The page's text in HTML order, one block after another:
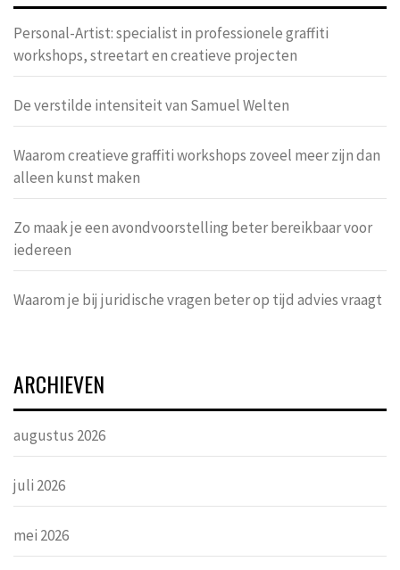
Personal-Artist: specialist in professionele graffiti
workshops, streetart en creatieve projecten
De verstilde intensiteit van Samuel Welten
Waarom creatieve graffiti workshops zoveel meer zijn dan
alleen kunst maken
Zo maak je een avondvoorstelling beter bereikbaar voor
iedereen
Waarom je bij juridische vragen beter op tijd advies vraagt
ARCHIEVEN
augustus 2026
juli 2026
mei 2026